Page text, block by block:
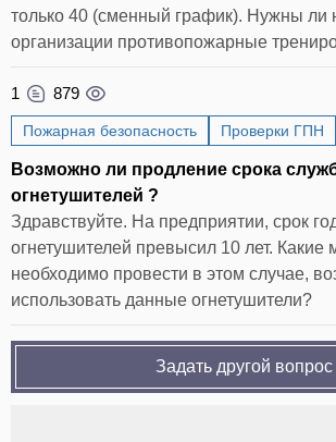
только 40 (сменный график). Нужны ли
организации противопожарные
1 879
Пожарная безопасность Проверки ГПН
Возможно ли продление срока
огнетушителей ?
Здравствуйте. На предприятии, срок
огнетушителей превысил 10 лет. Какие
необходимо провести в этом случае,
использовать данные огнетушители?
Задать другой вопрос